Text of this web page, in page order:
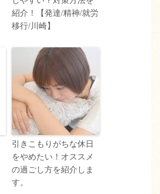
紹介！【発達/精神/就労
移行/川崎】
引きこもりがちな休日
をやめたい！オススメ
の過ごし方を紹介しま
す。